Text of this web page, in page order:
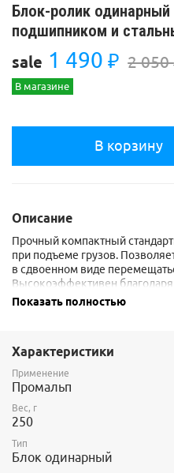
Блок-ролик одинарный
подшипником и
sale 1 490 ₽ 2 050
В магазине
В корзину
Описание
Прочный компактный
при подъеме грузов.
в сдвоенном виде
Высокоэффективен благодаря
шарикоподшипниках.
Показать полностью
Характеристики
Применение
Промальп
Вес, г
250
Тип
Блок одинарный